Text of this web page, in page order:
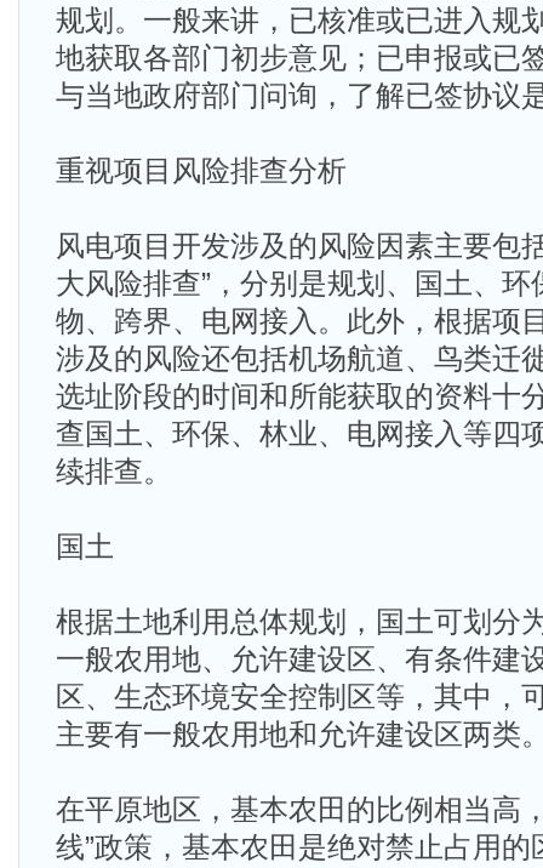
规划。一般来讲，已核准或已进入规
地获取各部门初步意见；已申报或已
与当地政府部门问询，了解已签协议
重视项目风险排查分析
风电项目开发涉及的风险因素主要包
大风险排查”，分别是规划、国土、
物、跨界、电网接入。此外，根据项
涉及的风险还包括机场航道、鸟类迁
选址阶段的时间和所能获取的资料十
查国土、环保、林业、电网接入等四
续排查。
国土
根据土地利用总体规划，国土可划分
一般农用地、允许建设区、有条件建
区、生态环境安全控制区等，其中，
主要有一般农用地和允许建设区两类
在平原地区，基本农田的比例相当高
线”政策，基本农田是绝对禁止占用